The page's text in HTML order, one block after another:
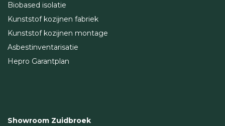
Biobased isolatie
Kunststof kozijnen fabriek
Kunststof kozijnen montage
Asbestinventarisatie
Hepro Garantplan
Showroom Zuidbroek